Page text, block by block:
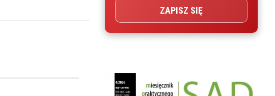
ZAPISZ SIĘ